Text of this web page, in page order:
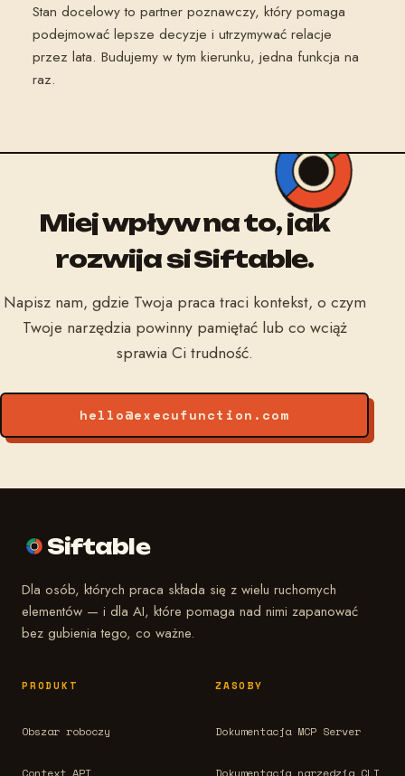
Stan docelowy to partner poznawczy, który pomaga
podejmować lepsze decyzje i utrzymywać relacje
przez lata. Budujemy w tym kierunku, jedna funkcja na
raz.
Miej wpływ na to, jak
rozwija się Siftable.
Napisz nam, gdzie Twoja praca traci kontekst, o czym
Twoje narzędzia powinny pamiętać lub co wciąż
sprawia Ci trudność.
hello@execufunction.com
Siftable
Dla osób, których praca składa się z wielu ruchomych
elementów — i dla AI, które pomaga nad nimi zapanować
bez gubienia tego, co ważne.
PRODUKT
Obszar roboczy
Context API
ZASOBY
Dokumentacja MCP Server
Dokumentacja narzędzia CLI